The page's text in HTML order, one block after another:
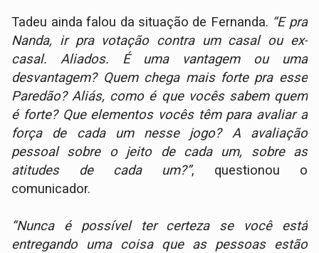
Tadeu ainda falou da situação de Fernanda. “E pra
Nanda, ir pra votação contra um casal ou ex-
casal. Aliados. É uma vantagem ou uma
desvantagem? Quem chega mais forte pra esse
Paredão? Aliás, como é que vocês sabem quem
é forte? Que elementos vocês têm para avaliar a
força de cada um nesse jogo? A avaliação
pessoal sobre o jeito de cada um, sobre as
atitudes de cada um?”, questionou o
comunicador.
“Nunca é possível ter certeza se você está
entregando uma coisa que as pessoas estão